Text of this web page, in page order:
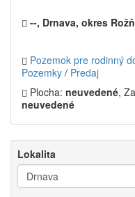
--, Drnava, okres
Pozemok pre rodinný
Pozemky / Predaj
Plocha: neuvedené,
neuvedené
Lokalita